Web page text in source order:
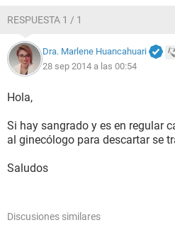
RESPUESTA 1 / 1
Dra. Marlene Huancahuari
28 sep 2014 a las 00:54
Hola,
Si hay sangrado y es en regular
al ginecólogo para descartar se
Saludos
Discusiones similares